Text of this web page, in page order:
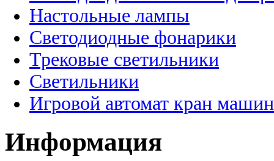
Настольные лампы
Светодиодные фонарики
Трековые светильники
Светильники
Игровой автомат кран
Информация